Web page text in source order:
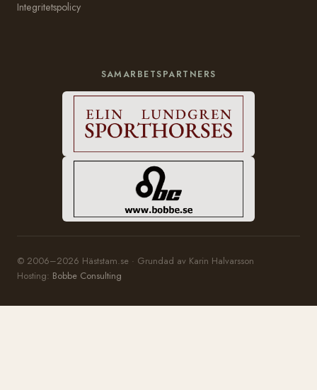
Integritetspolicy
SAMARBETSPARTNERS
© 2006–2026 Häststam.se · Grundad av Karin Halvarsson
Hosting: Bobbe Consulting